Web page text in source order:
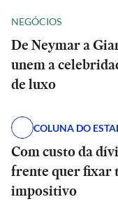
NEGÓCIOS
De Neymar a
unem a
de luxo
COLUNA DO
Com custo da
frente quer fixar
impositivo